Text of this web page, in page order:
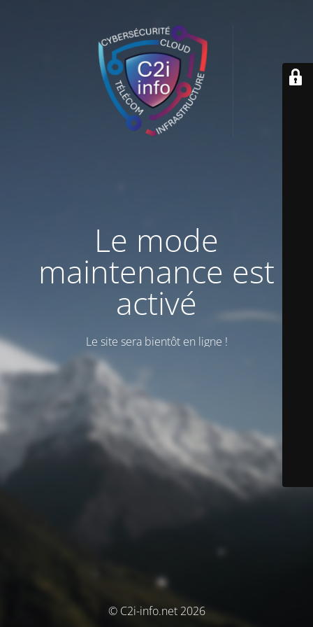
Le mode
maintenance est
activé
Le site sera bientôt en ligne !
© C2i-info.net 2026